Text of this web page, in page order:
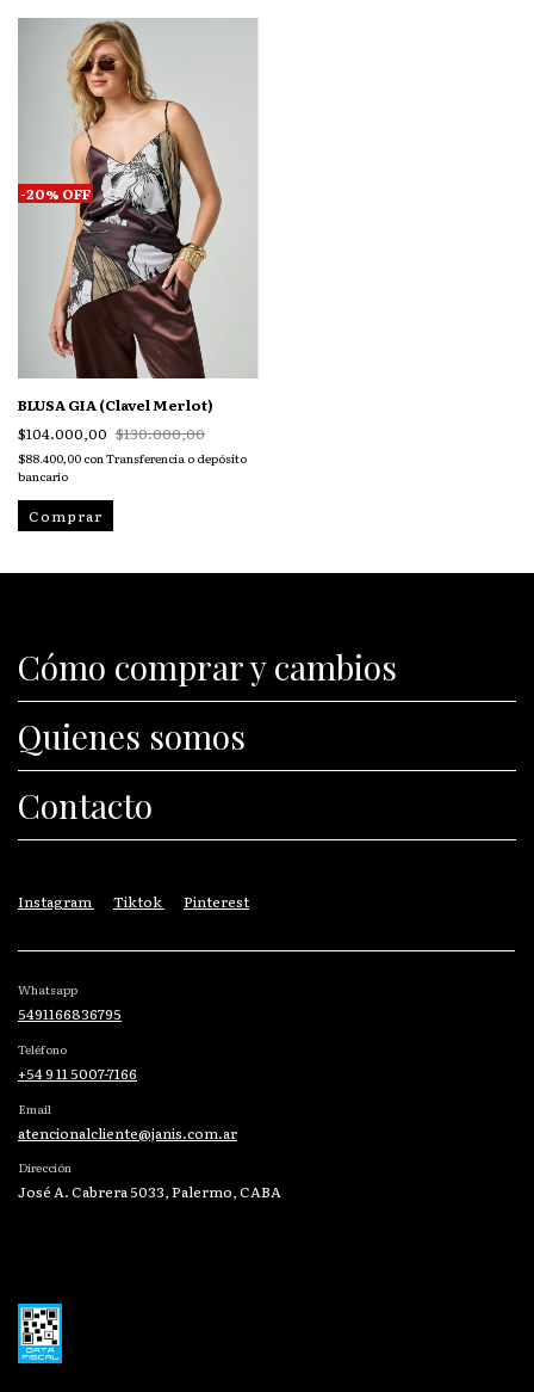
-20% OFF
BLUSA GIA (Clavel Merlot)
$104.000,00 $130.000,00
$88.400,00 conTransferencia o depósito
bancario
Comprar
Cómo comprar y cambios
Quienes somos
Contacto
Instagram Tiktok Pinterest
Whatsapp
5491166836795
Teléfono
+54 9 11 5007-7166
Email
atencionalcliente@janis.com.ar
Dirección
José A. Cabrera 5033, Palermo, CABA